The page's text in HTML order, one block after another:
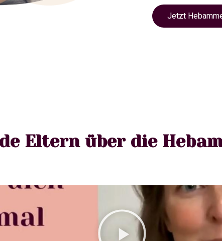
Jetzt
Eltern über die